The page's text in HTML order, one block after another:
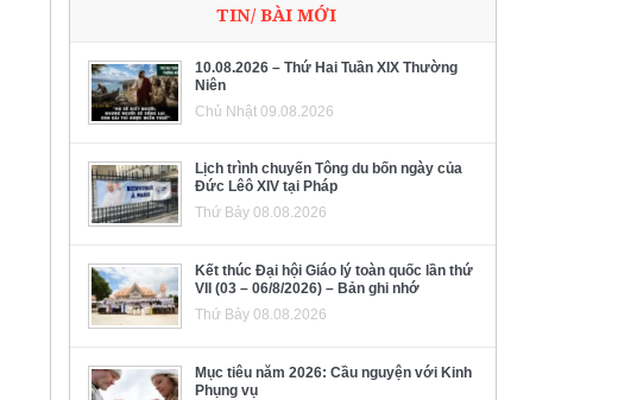
TIN/ BÀI MỚI
10.08.2026 – Thứ Hai Tuần XIX Thường
Niên
Chủ Nhật 09.08.2026
Lịch trình chuyến Tông du bốn ngày của
Đức Lêô XIV tại Pháp
Thứ Bảy 08.08.2026
Kết thúc Đại hội Giáo lý toàn quốc lần thứ
VII (03 – 06/8/2026) – Bản ghi nhớ
Thứ Bảy 08.08.2026
Mục tiêu năm 2026: Cầu nguyện với Kinh
Phụng vụ